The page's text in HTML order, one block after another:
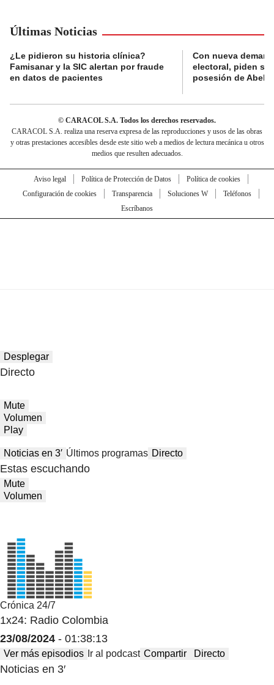
Últimas Noticias
¿Le pidieron su historia clínica?
Famisanar y la SIC alertan por fraude
en datos de pacientes
Con nueva
electoral, piden
posesión de
© CARACOL S.A. Todos los derechos reservados.
CARACOL S.A. realiza una reserva expresa de las reproducciones y usos de las obras
y otras prestaciones accesibles desde este sitio web a medios de lectura mecánica u otros
medios que resulten adecuados.
Aviso legal Política de Protección de Datos
Política de cookies
Configuración de cookies
Transparencia Soluciones W
Teléfonos
Escríbanos
Desplegar
Directo
Mute
Volumen
Play
Noticias en 3′ Últimos programas Directo
Estas escuchando
Mute
Volumen
Crónica 24/7
1x24: Radio Colombia
23/08/2024 - 01:38:13
Ver más episodios Ir al podcast Compartir Directo
Noticias en 3′